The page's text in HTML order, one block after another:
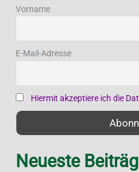
and
Furore
n
a
:
Vorname
E-Mail-Adresse
Hiermit akzeptiere ich die
Neueste